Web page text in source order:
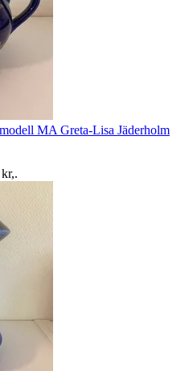
MA Greta-Lisa Jäderholm
,.